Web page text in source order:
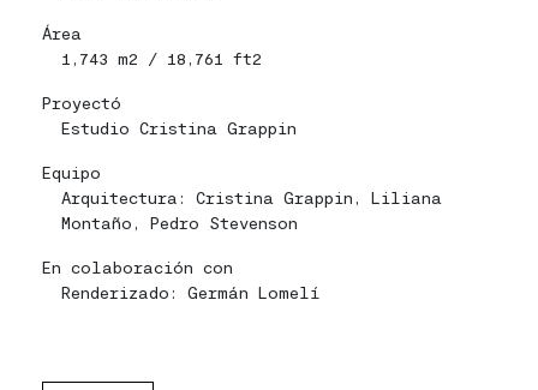
Área
1,743 m2 / 18,761 ft2
Proyectó
Estudio Cristina Grappin
Equipo
Arquitectura: Cristina Grappin, Liliana
Montaño, Pedro Stevenson
En colaboración con
Renderizado: Germán Lomelí